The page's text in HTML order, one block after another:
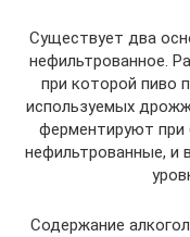
Существует два
нефильтрованное.
при которой пиво
используемых
ферментируют при
нефильтрованные, и
Содержание